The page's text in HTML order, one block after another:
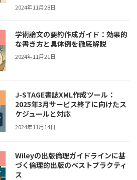
2024年11月28日
学術論文の要約作成ガイド：効果的
な書き方と具体例を徹底解説
2024年11月21日
J-STAGE書誌XML作成ツール：
2025年3月サービス終了に向けたス
ケジュールと対応
2024年11月14日
Wileyの出版倫理ガイドラインに基
づく倫理的出版のベストプラクティ
ス